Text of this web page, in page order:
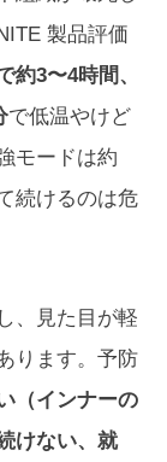
製品評価
約3〜4時間、
で低温やけど
モードは約
続けるのは危
、見た目が軽
ります。予防
（インナーの
けない、就